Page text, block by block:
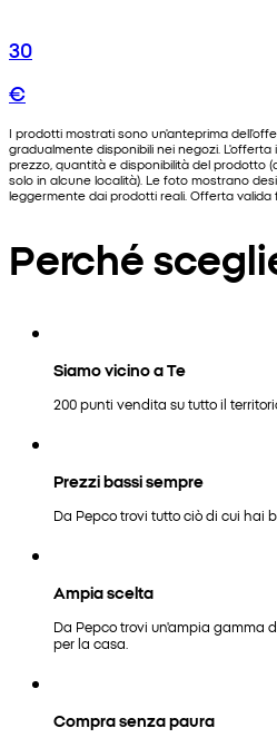
30
€
I prodotti mostrati sono un'anteprima
gradualmente disponibili nei negozi.
prezzo, quantità e disponibilità del prodotto
solo in alcune località). Le foto mostrano
leggermente dai prodotti reali. Offerta
Perché
Siamo vicino a Te
200 punti vendita su tutto il
Prezzi bassi sempre
Da Pepco trovi tutto ciò di cui hai
Ampia scelta
Da Pepco trovi un'ampia gamma
per la casa.
Compra senza paura